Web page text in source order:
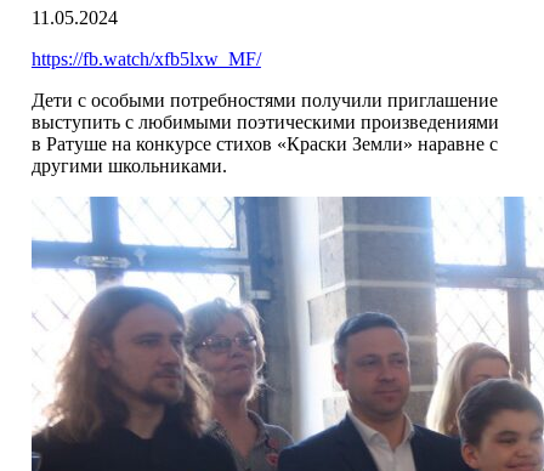
11.05.2024
https://fb.watch/xfb5lxw_MF/
Дети с особыми потребностями получили приглашение
выступить с любимыми поэтическими произведениями
в Ратуше на конкурсе стихов «Краски Земли» наравне с
другими школьниками.